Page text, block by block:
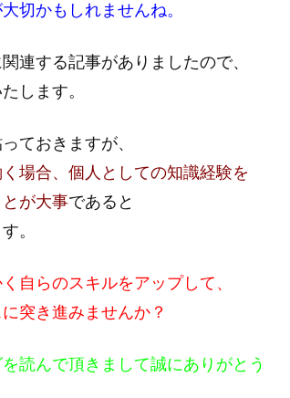
切かもしれませんね。
連する記事がありましたので、
します。
ておきますが、
場合、個人としての知識経験を
が大事であると
。
自らのスキルをアップして、
突き進みませんか？
読んで頂きまして誠にありがとう